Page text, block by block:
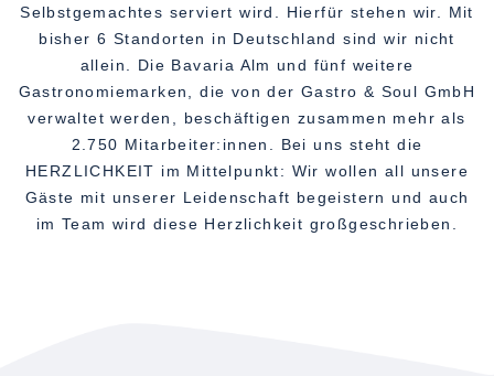
Selbstgemachtes serviert wird. Hierfür stehen wir. Mit
bisher 6 Standorten in Deutschland sind wir nicht
allein. Die Bavaria Alm und fünf weitere
Gastronomiemarken, die von der Gastro & Soul GmbH
verwaltet werden, beschäftigen zusammen mehr als
2.750 Mitarbeiter:innen. Bei uns steht die
HERZLICHKEIT im Mittelpunkt: Wir wollen all unsere
Gäste mit unserer Leidenschaft begeistern und auch
im Team wird diese Herzlichkeit großgeschrieben.